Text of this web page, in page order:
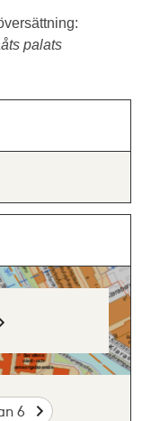
palats
6